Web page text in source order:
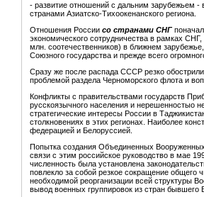
- развитие отношений с дальним зарубежьем
странами Азиатско-Тихоокенанского региона.
Отношения России со странами СНГ
экономического сотрудничества в рамках
млн. соотечественников) в ближнем
Союзного государства и прежде всего
Сразу же после распада СССР резко
проблемой раздела Черноморского флота и
Конфликты с правительствами государств
русскоязычного населения и нерешенностыо
стратегические интересы России в
столкновениях в этих регионах. Наиболее
федерацией и Белоруссией.
Попытка создания Объединенных
связи с этим российское руководство в мае
численность была установлена
повлекло за собой резкое сокращение
необходимой реорганизации всей структуры
вывод военных группировок из стран бывшего